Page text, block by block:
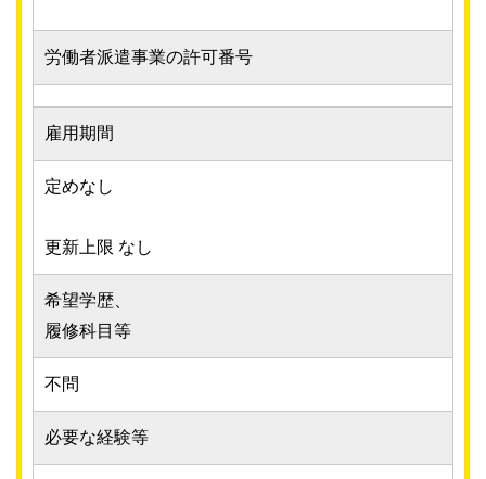
労働者派遣事業の許可番号
雇用期間
定めなし
更新上限 なし
希望学歴、
履修科目等
不問
必要な経験等